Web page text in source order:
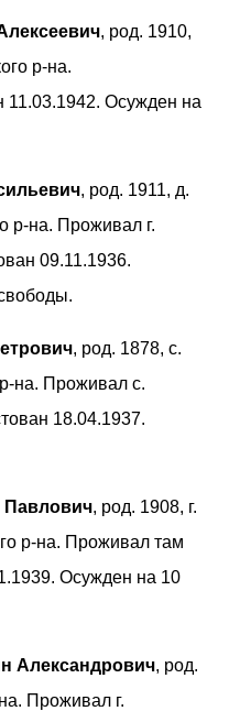
, род. 1910,
р-на.
Осужден на
, род. 1911, д.
р-на. Проживал г.
09.11.1936.
, род. 1878, с.
на. Проживал с.
18.04.1937.
, род. 1908, г.
р-на. Проживал там
Осужден на 10
Александрович, род.
Проживал г.